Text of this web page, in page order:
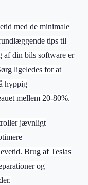
med de minimale
tips til
af din bils software er
ligeledes for at
hyppig
mellem 20-80%.
jævnligt
Brug af Teslas
og